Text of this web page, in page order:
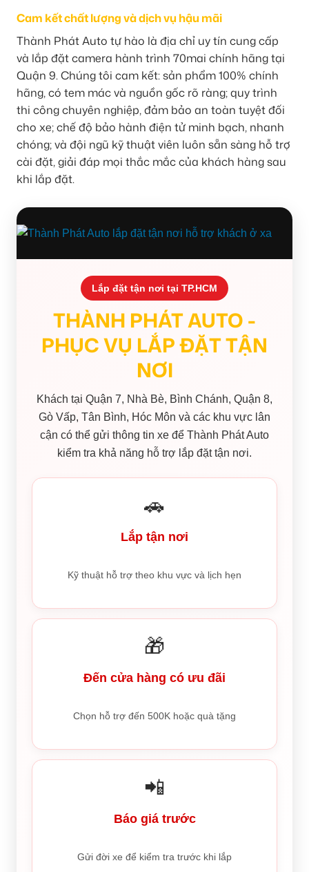
Cam kết chất lượng và dịch vụ hậu mãi
Thành Phát Auto tự hào là địa chỉ uy tín cung cấp
và lắp đặt camera hành trình 70mai chính hãng tại
Quận 9. Chúng tôi cam kết: sản phẩm 100% chính
hãng, có tem mác và nguồn gốc rõ ràng; quy trình
thi công chuyên nghiệp, đảm bảo an toàn tuyệt đối
cho xe; chế độ bảo hành điện tử minh bạch, nhanh
chóng; và đội ngũ kỹ thuật viên luôn sẵn sàng hỗ trợ
cài đặt, giải đáp mọi thắc mắc của khách hàng sau
khi lắp đặt.
Lắp đặt tận nơi tại TP.HCM
THÀNH PHÁT AUTO -
PHỤC VỤ LẮP ĐẶT TẬN
NƠI
Khách tại Quận 7, Nhà Bè, Bình Chánh, Quận 8,
Gò Vấp, Tân Bình, Hóc Môn và các khu vực lân
cận có thể gửi thông tin xe để Thành Phát Auto
kiểm tra khả năng hỗ trợ lắp đặt tận nơi.
🚗
Lắp tận nơi
Kỹ thuật hỗ trợ theo khu vực và lịch hẹn
🎁
Đến cửa hàng có ưu đãi
Chọn hỗ trợ đến 500K hoặc quà tặng
📲
Báo giá trước
Gửi đời xe để kiểm tra trước khi lắp